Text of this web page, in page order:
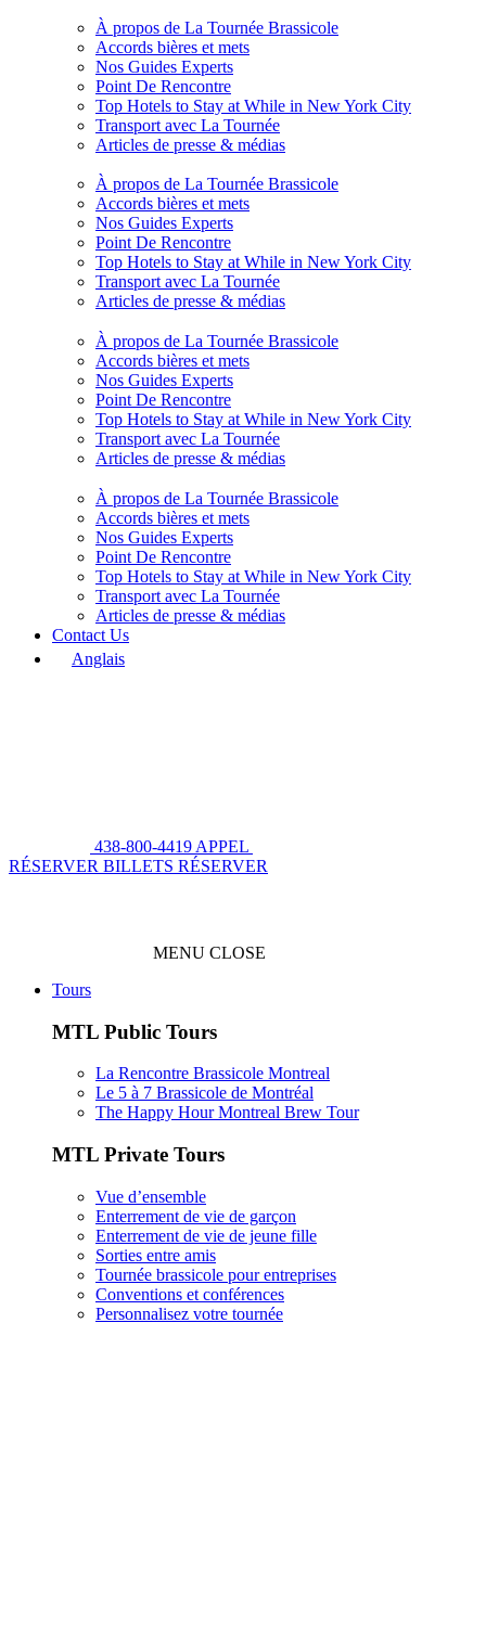
À propos de La Tournée Brassicole
Accords bières et mets
Nos Guides Experts
Point De Rencontre
Top Hotels to Stay at While in New York City
Transport avec La Tournée
Articles de presse & médias
À propos de La Tournée Brassicole
Accords bières et mets
Nos Guides Experts
Point De Rencontre
Top Hotels to Stay at While in New York City
Transport avec La Tournée
Articles de presse & médias
À propos de La Tournée Brassicole
Accords bières et mets
Nos Guides Experts
Point De Rencontre
Top Hotels to Stay at While in New York City
Transport avec La Tournée
Articles de presse & médias
À propos de La Tournée Brassicole
Accords bières et mets
Nos Guides Experts
Point De Rencontre
Top Hotels to Stay at While in New York City
Transport avec La Tournée
Articles de presse & médias
Contact Us
Anglais
438-800-4419 APPEL
RÉSERVER BILLETS RÉSERVER
MENU CLOSE
Tours
MTL Public Tours
La Rencontre Brassicole Montreal
Le 5 à 7 Brassicole de Montréal
The Happy Hour Montreal Brew Tour
MTL Private Tours
Vue d’ensemble
Enterrement de vie de garçon
Enterrement de vie de jeune fille
Sorties entre amis
Tournée brassicole pour entreprises
Conventions et conférences
Personnalisez votre tournée